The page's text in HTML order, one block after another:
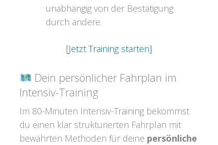
unabhängig von der Bestätigung
durch andere.
[Jetzt Training starten]
Dein persönlicher Fahrplan im
Intensiv-Training
Im 80-Minuten Intensiv-Training bekommst
du einen klar strukturierten Fahrplan mit
bewährten Methoden für deine persönliche